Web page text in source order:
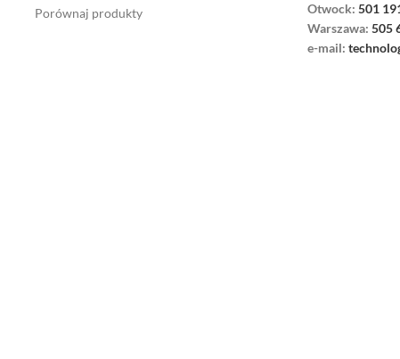
Porównaj produkty
Otwock: 501
Warszawa: 505
e-mail: